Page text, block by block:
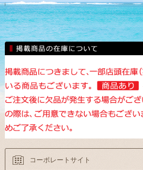
)
コーポレートサイト